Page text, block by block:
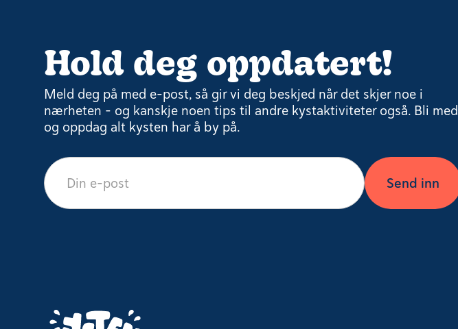
Hold deg oppdatert!
Meld deg på med e-post, så gir vi deg beskjed når det skjer noe i
nærheten – og kanskje noen tips til andre kystaktiviteter også. Bli med
og oppdag alt kysten har å by på.